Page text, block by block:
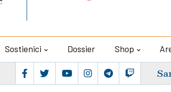
Sostienici Dossier Shop